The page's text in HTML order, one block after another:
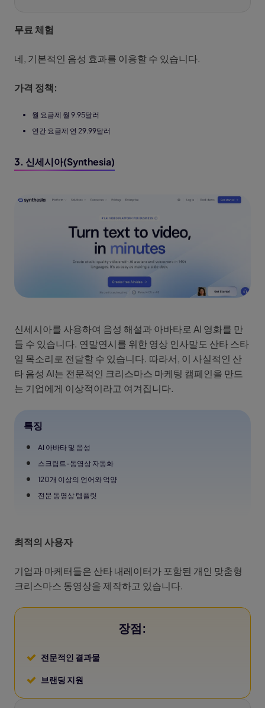
무료 체험
네, 기본적인 음성 효과를 이용할 수 있습니다.
가격 정책:
월 요금제 월 9.95달러
연간 요금제 연 29.99달러
3. 신세시아(Synthesia)
신세시아를 사용하여 음성 해설과 아바타로 AI 영화를 만
들 수 있습니다. 연말연시를 위한 영상 인사말도 산타 스타
일 목소리로 전달할 수 있습니다. 따라서, 이 사실적인 산
타 음성 AI는 전문적인 크리스마스 마케팅 캠페인을 만드
는 기업에게 이상적이라고 여겨집니다.
특징
AI 아바타 및 음성
스크립트-동영상 자동화
120개 이상의 언어와 억양
전문 동영상 템플릿
최적의 사용자
기업과 마케터들은 산타 내레이터가 포함된 개인 맞춤형
크리스마스 동영상을 제작하고 있습니다.
장점:
전문적인 결과물
브랜딩 지원